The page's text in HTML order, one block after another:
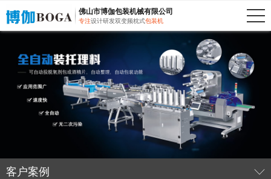
佛山市博伽包装机械有限公司
专注设计研发双变频枕式包装机
客户案例